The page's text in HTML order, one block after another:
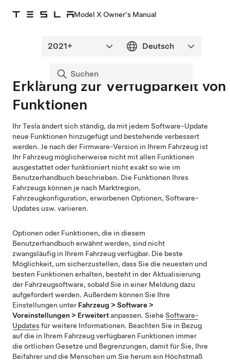
Model X Owner's Manual
Erklärung zur Verfügbarkeit von
Funktionen
Ihr Tesla ändert sich ständig, da mit jedem Software-Update
neue Funktionen hinzugefügt und bestehende verbessert
werden. Je nach der Firmware-Version in Ihrem Fahrzeug ist
Ihr Fahrzeug möglicherweise nicht mit allen Funktionen
ausgestattet oder funktioniert nicht exakt so wie im
Benutzerhandbuch beschrieben. Die Funktionen Ihres
Fahrzeugs können je nach Marktregion,
Fahrzeugkonfiguration, erworbenen Optionen, Software-
Updates usw. variieren.
Optionen oder Funktionen, die in diesem
Benutzerhandbuch erwähnt werden, sind nicht
zwangsläufig in Ihrem Fahrzeug verfügbar. Die beste
Möglichkeit, um sicherzustellen, dass Sie die neuesten und
besten Funktionen erhalten, besteht in der Aktualisierung
der Fahrzeugsoftware, sobald Sie in einer Meldung dazu
aufgefordert werden. Außerdem können Sie Ihre
Einstellungen unter Fahrzeug > Software >
Voreinstellungen > Erweitertanpassen. Siehe Software-
Updatesfür weitere Informationen. Beachten Sie in Bezug
auf die in Ihrem Fahrzeug verfügbaren Funktionen immer
die örtlichen Gesetze und Begrenzungen, damit für Sie, Ihre
Beifahrer und die Menschen um Sie herum ein Höchstmaß